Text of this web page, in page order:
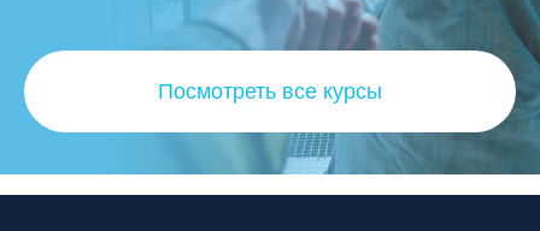
Посмотреть все курсы